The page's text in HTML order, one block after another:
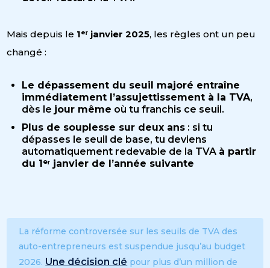
Mais depuis le 1ᵉʳ janvier 2025, les règles ont un peu
changé :
Le dépassement du seuil majoré entraîne
immédiatement l’assujettissement à la TVA,
dès le jour même où tu franchis ce seuil.
Plus de souplesse sur deux ans : si tu
dépasses le seuil de base, tu deviens
automatiquement redevable de la TVA à partir
du 1ᵉʳ janvier de l’année suivante
La réforme controversée sur les seuils de TVA des
auto-entrepreneurs est suspendue jusqu’au budget
2026. Une décision clé pour plus d’un million de